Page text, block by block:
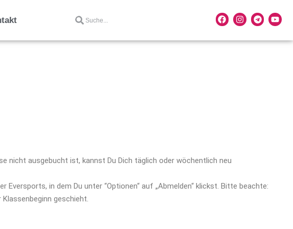
nicht ausgebucht ist, kannst Du Dich täglich oder wöchentlich neu
in dem Du unter “Optionen“ auf „Abmelden“ klickst. Bitte beachte:
geschieht.